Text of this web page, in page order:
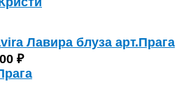
Лавира блуза арт.Прага
₽